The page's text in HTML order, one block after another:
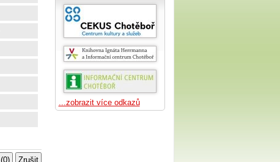
...zobrazit více odkazů